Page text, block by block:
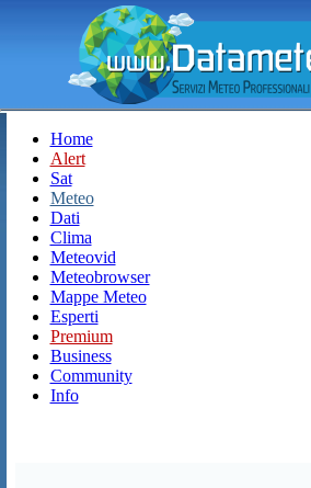
Home
Alert
Sat
Meteo
Dati
Clima
Meteovid
Meteobrowser
Mappe Meteo
Esperti
Premium
Business
Community
Info